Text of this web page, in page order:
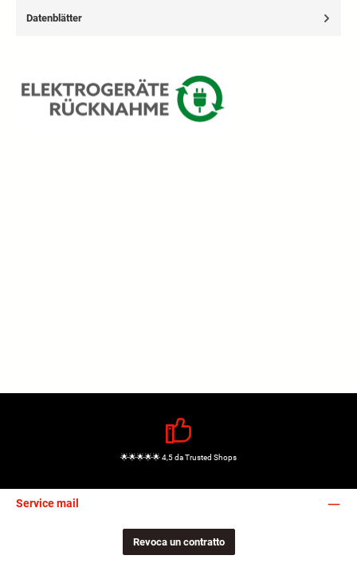
Datenblätter
🌟🌟🌟🌟🌟 4,5 da Trusted Shops
Service mail
Revoca un contratto